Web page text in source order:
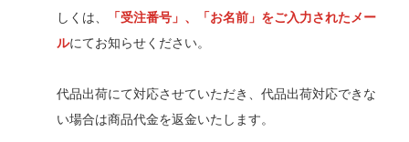
しくは、
「受注番号」、「お名前」をご入力されたメー
ルにてお知らせください。
代品出荷にて対応させていただき、代品出荷対応できな
い場合は商品代金を返金いたします。